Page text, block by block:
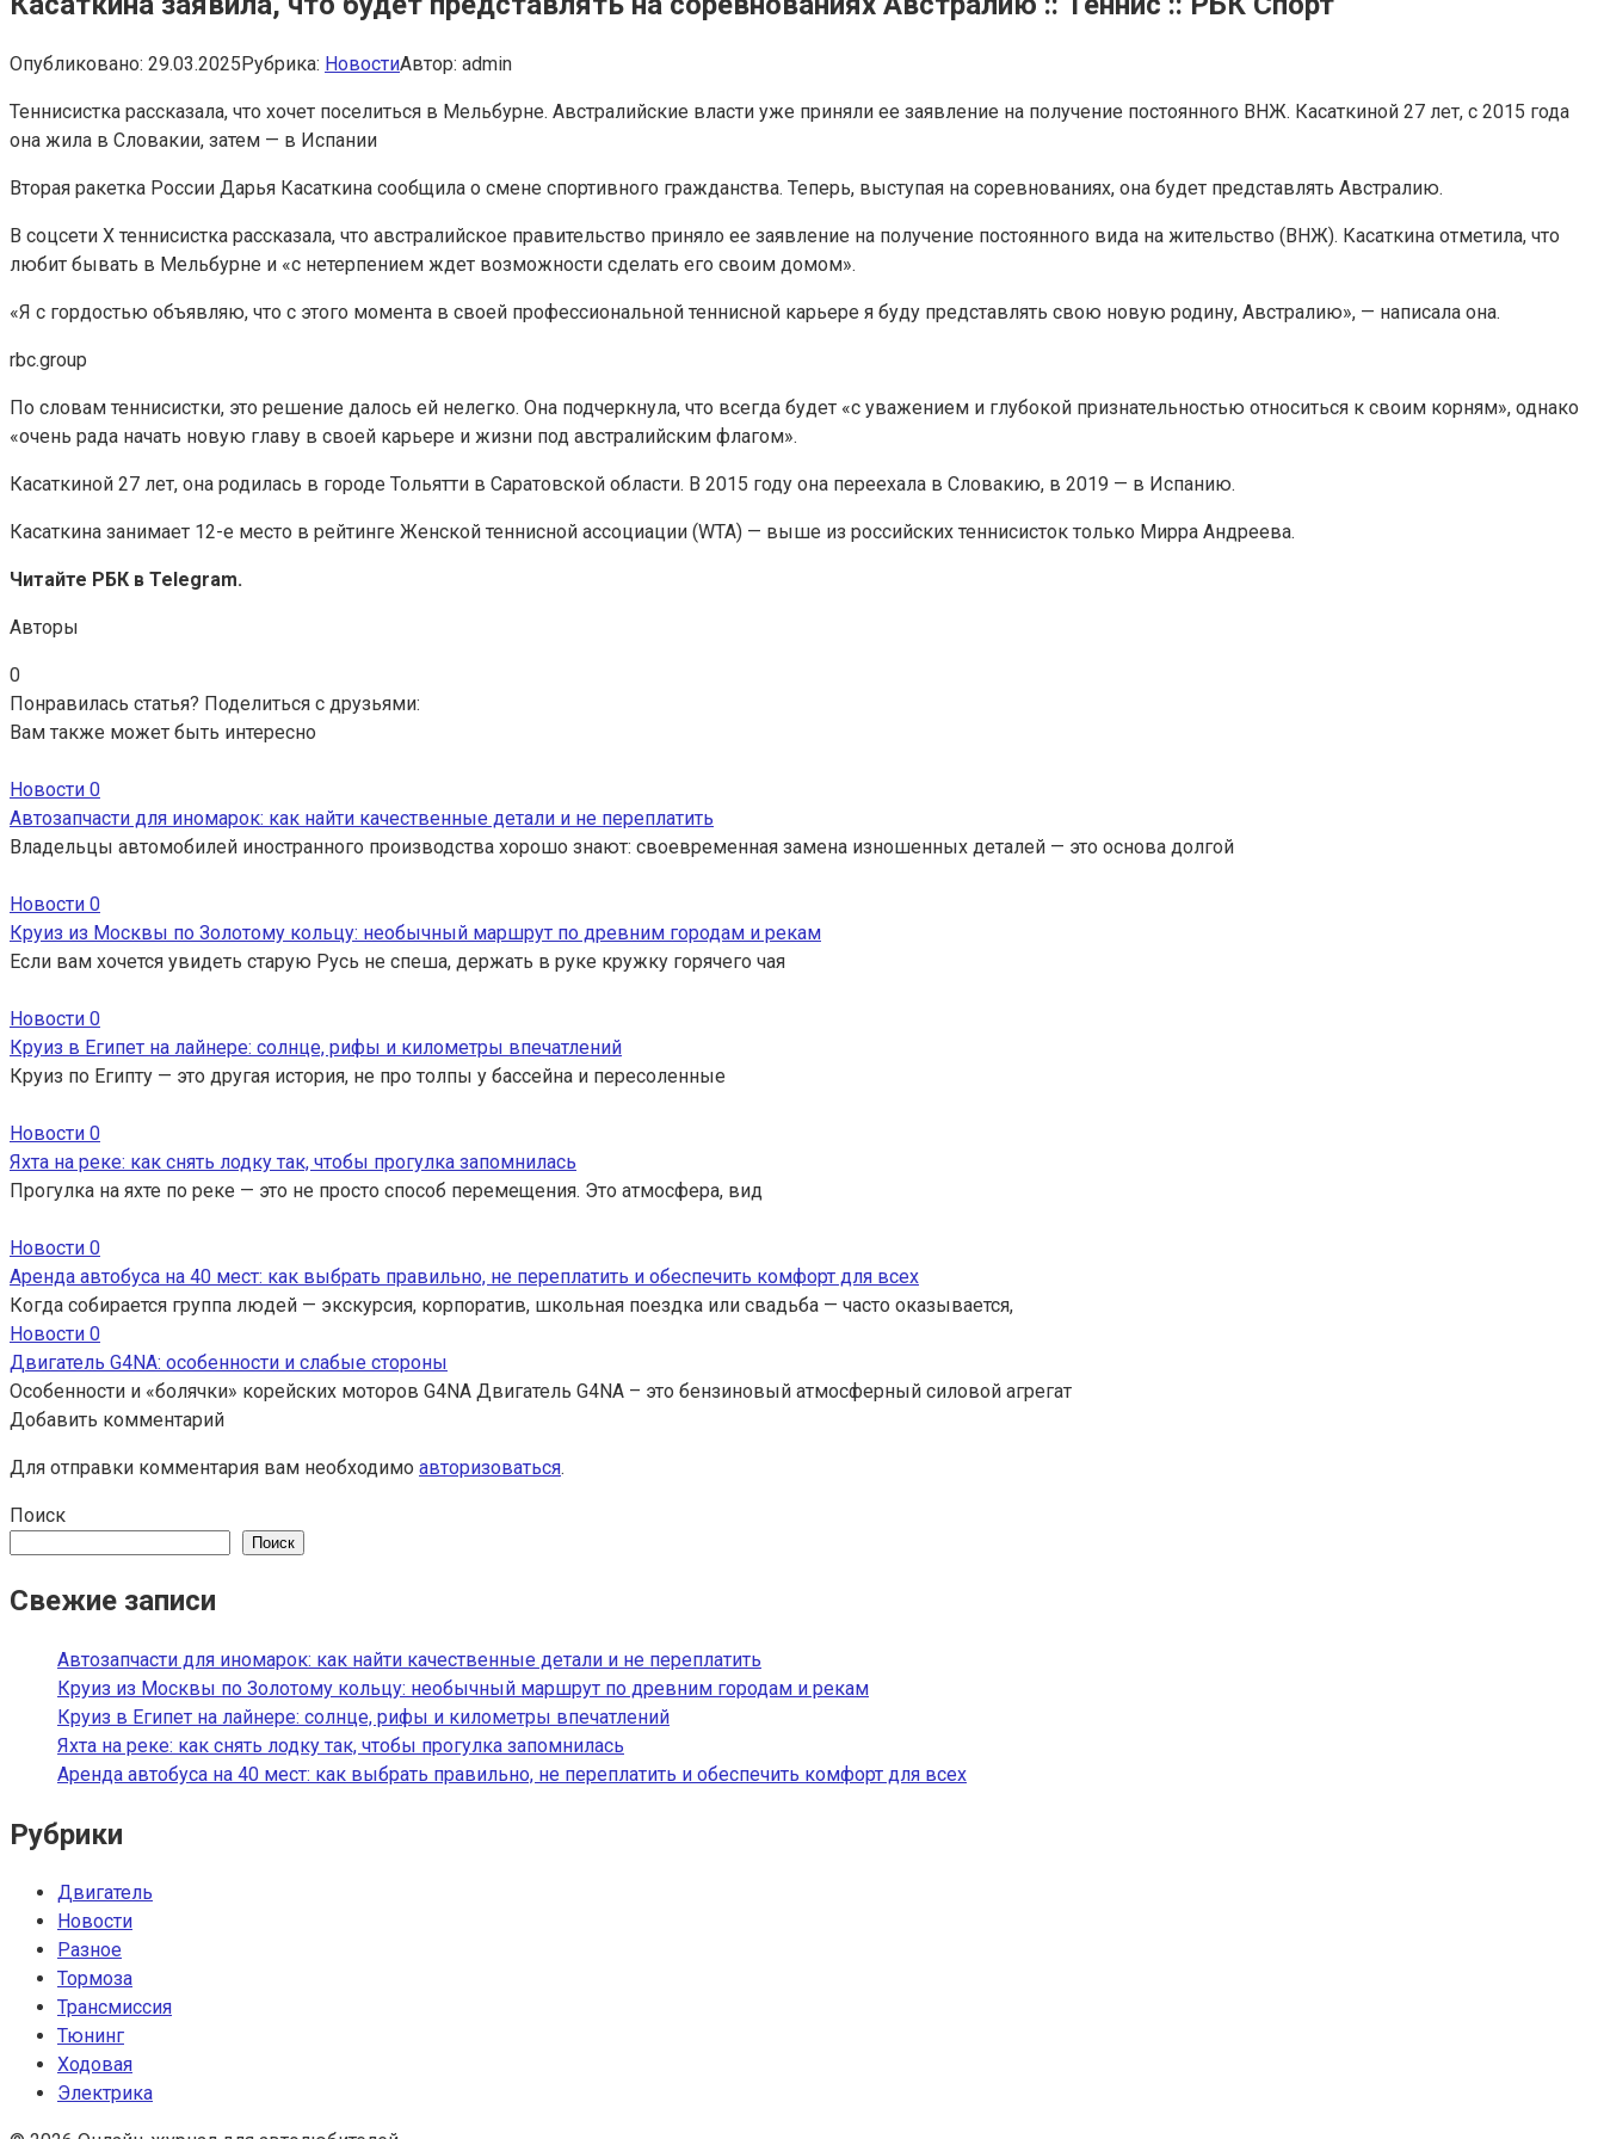
Опубликовано: 29.03.2025Рубрика: НовостиАвтор: admin
Теннисистка рассказала, что хочет поселиться в Мельбурне. Австралийские власти уже приняли ее заявление на получение постоянного ВНЖ. Касаткиной 27 лет, с 2015 года
она жила в Словакии, затем — в Испании
Вторая ракетка России Дарья Касаткина сообщила о смене спортивного гражданства. Теперь, выступая на соревнованиях, она будет представлять Австралию.
В соцсети Х теннисистка рассказала, что австралийское правительство приняло ее заявление на получение постоянного вида на жительство (ВНЖ). Касаткина отметила, что
любит бывать в Мельбурне и «с нетерпением ждет возможности сделать его своим домом».
«Я с гордостью объявляю, что с этого момента в своей профессиональной теннисной карьере я буду представлять свою новую родину, Австралию», — написала она.
rbc.group
По словам теннисистки, это решение далось ей нелегко. Она подчеркнула, что всегда будет «с уважением и глубокой признательностью относиться к своим корням», однако
«очень рада начать новую главу в своей карьере и жизни под австралийским флагом».
Касаткиной 27 лет, она родилась в городе Тольятти в Саратовской области. В 2015 году она переехала в Словакию, в 2019 — в Испанию.
Касаткина занимает 12-е место в рейтинге Женской теннисной ассоциации (WTA) — выше из российских теннисисток только Мирра Андреева.
Читайте РБК в Telegram.
Авторы
0
Понравилась статья? Поделиться с друзьями:
Вам также может быть интересно
Новости 0
Автозапчасти для иномарок: как найти качественные детали и не переплатить
Владельцы автомобилей иностранного производства хорошо знают: своевременная замена изношенных деталей — это основа долгой
Новости 0
Круиз из Москвы по Золотому кольцу: необычный маршрут по древним городам и рекам
Если вам хочется увидеть старую Русь не спеша, держать в руке кружку горячего чая
Новости 0
Круиз в Египет на лайнере: солнце, рифы и километры впечатлений
Круиз по Египту — это другая история, не про толпы у бассейна и пересоленные
Новости 0
Яхта на реке: как снять лодку так, чтобы прогулка запомнилась
Прогулка на яхте по реке — это не просто способ перемещения. Это атмосфера, вид
Новости 0
Аренда автобуса на 40 мест: как выбрать правильно, не переплатить и обеспечить комфорт для всех
Когда собирается группа людей — экскурсия, корпоратив, школьная поездка или свадьба — часто оказывается,
Новости 0
Двигатель G4NA: особенности и слабые стороны
Особенности и «болячки» корейских моторов G4NA Двигатель G4NA – это бензиновый атмосферный силовой агрегат
Добавить комментарий
Для отправки комментария вам необходимо авторизоваться.
Поиск
Поиск
Свежие записи
Автозапчасти для иномарок: как найти качественные детали и не переплатить
Круиз из Москвы по Золотому кольцу: необычный маршрут по древним городам и рекам
Круиз в Египет на лайнере: солнце, рифы и километры впечатлений
Яхта на реке: как снять лодку так, чтобы прогулка запомнилась
Аренда автобуса на 40 мест: как выбрать правильно, не переплатить и обеспечить комфорт для всех
Рубрики
Двигатель
Новости
Разное
Тормоза
Трансмиссия
Тюнинг
Ходовая
Электрика